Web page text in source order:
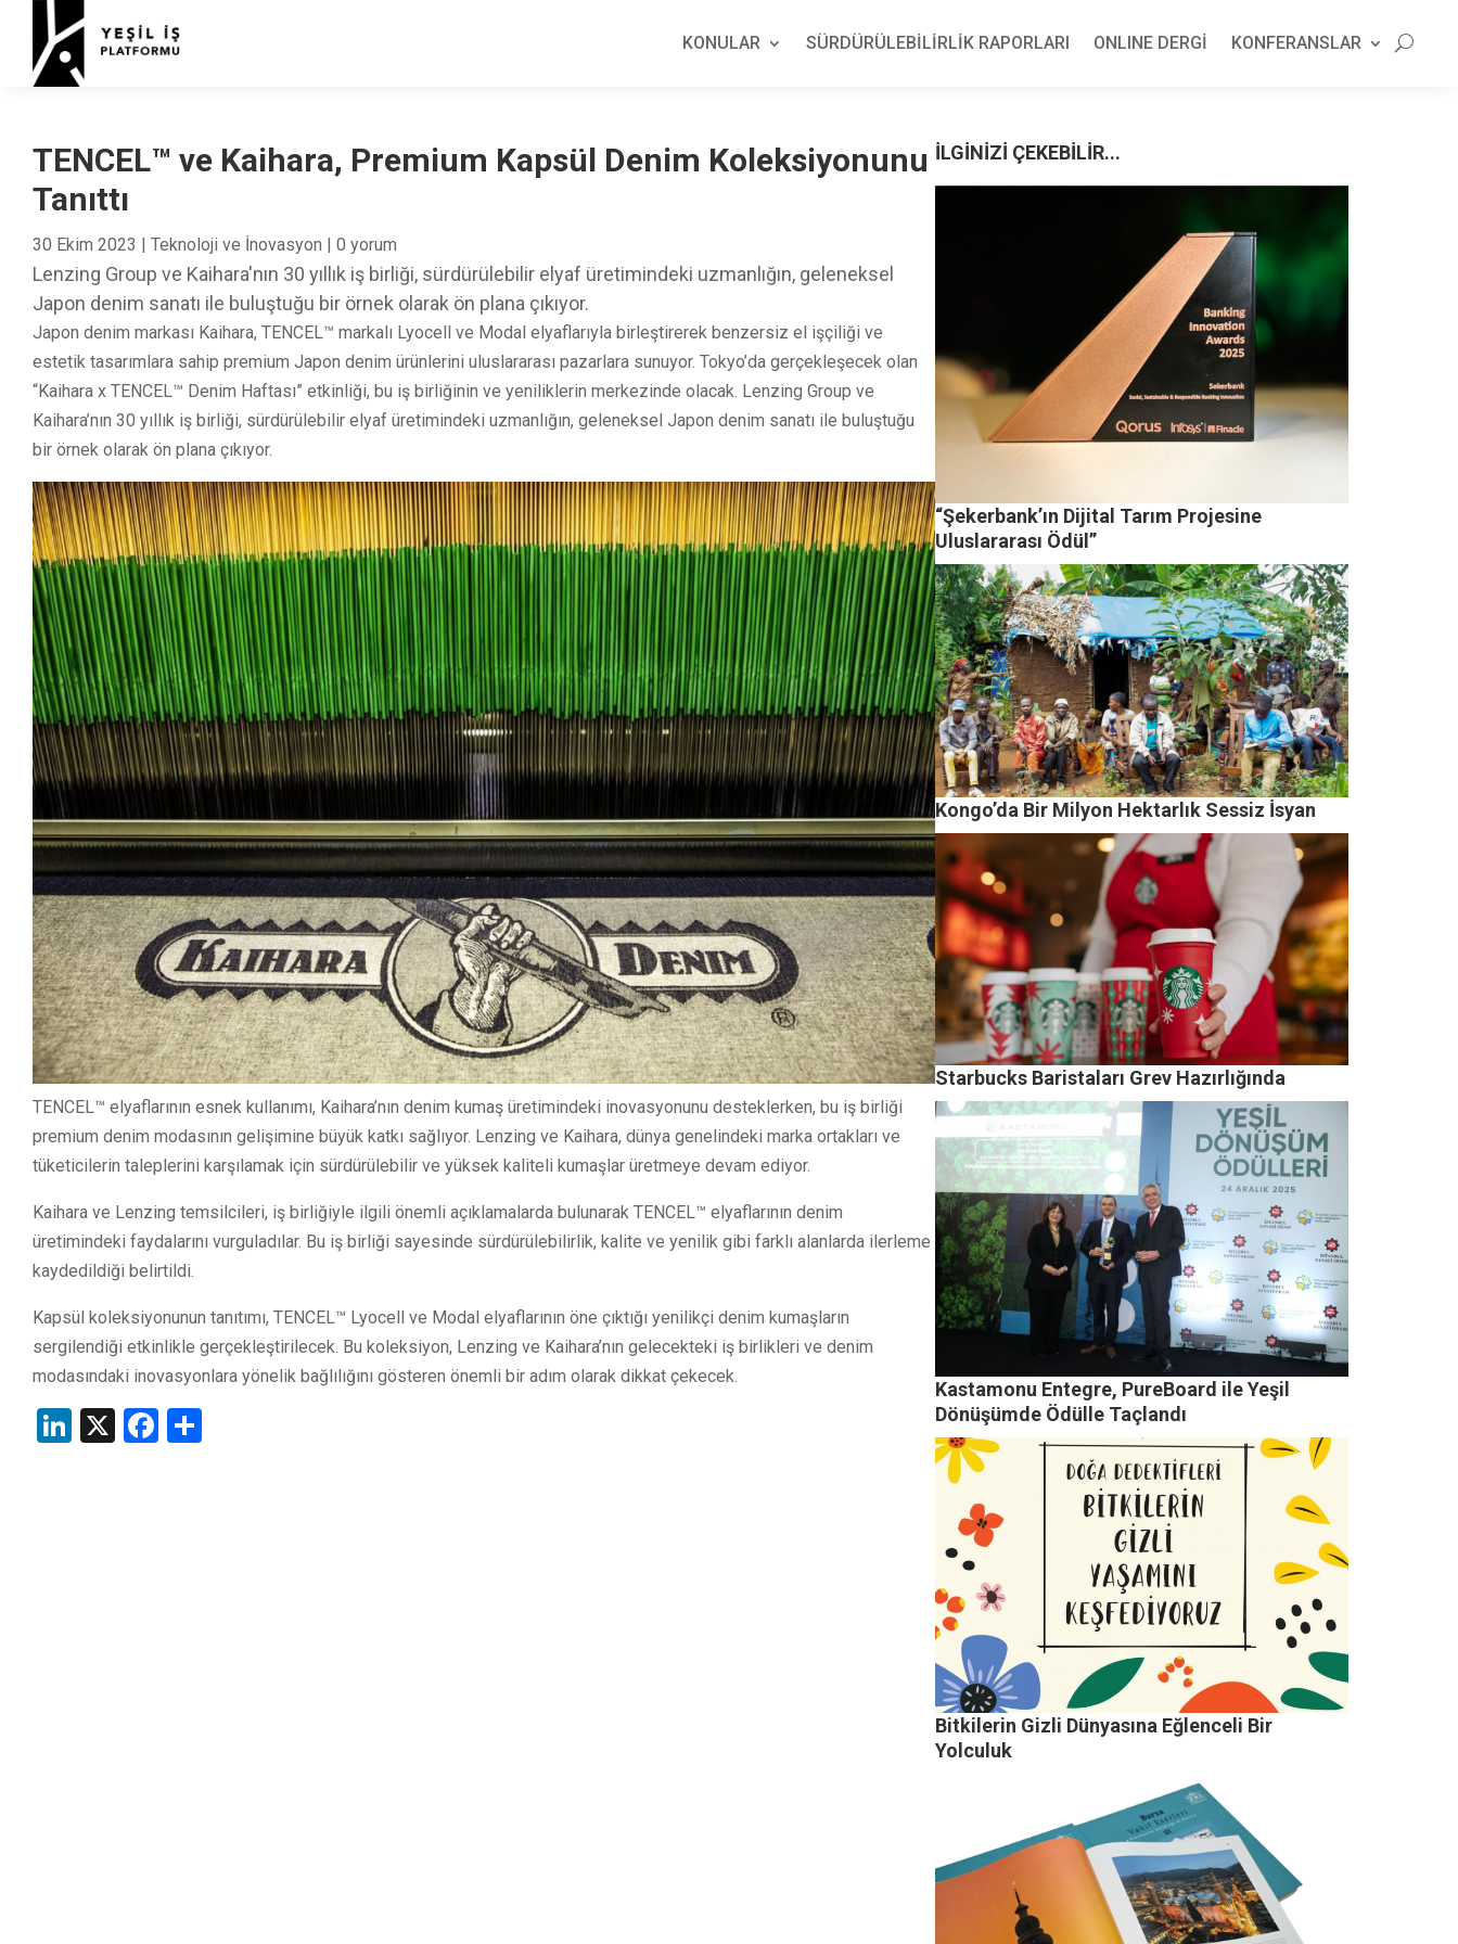
KONULAR SÜRDÜRÜLEBİLİRLİK RAPORLARI ONLINE DERGİ KONFERANSLAR
TENCEL™ ve Kaihara, Premium Kapsül Denim Koleksiyonunu
Tanıttı
30 Ekim 2023 | Teknoloji ve İnovasyon | 0 yorum
Lenzing Group ve Kaihara'nın 30 yıllık iş birliği, sürdürülebilir elyaf üretimindeki uzmanlığın, geleneksel
Japon denim sanatı ile buluştuğu bir örnek olarak ön plana çıkıyor.
Japon denim markası Kaihara, TENCEL™ markalı Lyocell ve Modal elyaflarıyla birleştirerek benzersiz el işçiliği ve
estetik tasarımlara sahip premium Japon denim ürünlerini uluslararası pazarlara sunuyor. Tokyo’da gerçekleşecek olan
“Kaihara x TENCEL™ Denim Haftası” etkinliği, bu iş birliğinin ve yeniliklerin merkezinde olacak. Lenzing Group ve
Kaihara’nın 30 yıllık iş birliği, sürdürülebilir elyaf üretimindeki uzmanlığın, geleneksel Japon denim sanatı ile buluştuğu
bir örnek olarak ön plana çıkıyor.
TENCEL™ elyaflarının esnek kullanımı, Kaihara’nın denim kumaş üretimindeki inovasyonunu desteklerken, bu iş birliği
premium denim modasının gelişimine büyük katkı sağlıyor. Lenzing ve Kaihara, dünya genelindeki marka ortakları ve
tüketicilerin taleplerini karşılamak için sürdürülebilir ve yüksek kaliteli kumaşlar üretmeye devam ediyor.
Kaihara ve Lenzing temsilcileri, iş birliğiyle ilgili önemli açıklamalarda bulunarak TENCEL™ elyaflarının denim
üretimindeki faydalarını vurguladılar. Bu iş birliği sayesinde sürdürülebilirlik, kalite ve yenilik gibi farklı alanlarda ilerleme
kaydedildiği belirtildi.
Kapsül koleksiyonunun tanıtımı, TENCEL™ Lyocell ve Modal elyaflarının öne çıktığı yenilikçi denim kumaşların
sergilendiği etkinlikle gerçekleştirilecek. Bu koleksiyon, Lenzing ve Kaihara’nın gelecekteki iş birlikleri ve denim
modasındaki inovasyonlara yönelik bağlılığını gösteren önemli bir adım olarak dikkat çekecek.
LinkedIn
X Facebook
İLGİNİZİ ÇEKEBİLİR...
“Şekerbank’ın Dijital Tarım Projesine
Uluslararası Ödül”
Kongo’da Bir Milyon Hektarlık Sessiz İsyan
Starbucks Baristaları Grev Hazırlığında
Kastamonu Entegre, PureBoard ile Yeşil
Dönüşümde Ödülle Taçlandı
Bitkilerin Gizli Dünyasına Eğlenceli Bir
Yolculuk